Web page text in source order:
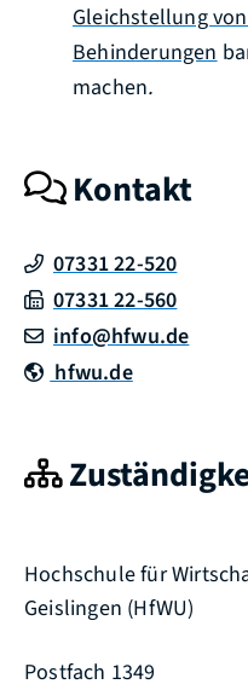
Gleichstellung
Behinderungen
machen.
Kontakt
07331 22-520
07331 22-560
info@hfwu.de
hfwu.de
Hochschule für
Geislingen (HfWU)
Postfach 1349